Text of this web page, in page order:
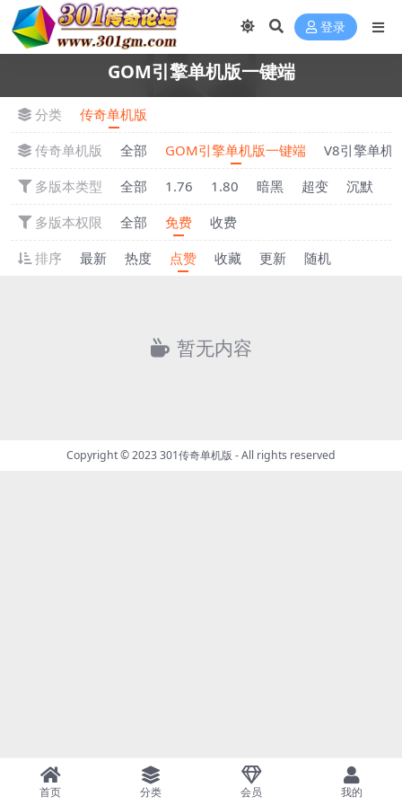
登录
GOM引擎单机版一键端
分类
传奇单机版
传奇单机版
全部 GOM引擎单机版一键端
V8引擎单机
多版本类型
全部 1.76 1.80 暗黑 超变 沉默
多版本权限
全部 免费
收费
排序
最新 热度 点赞 收藏 更新 随机
暂无内容
Copyright © 2023301传奇单机版 - All rights reserved
首页 分类 会员 我的